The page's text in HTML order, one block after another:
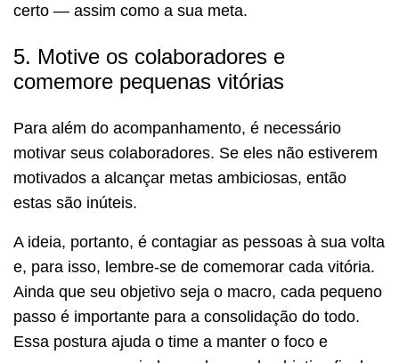
certo — assim como a sua meta.
5. Motive os colaboradores e
comemore pequenas vitórias
Para além do acompanhamento, é necessário
motivar seus colaboradores. Se eles não estiverem
motivados a alcançar metas ambiciosas, então
estas são inúteis.
A ideia, portanto, é contagiar as pessoas à sua volta
e, para isso, lembre-se de comemorar cada vitória.
Ainda que seu objetivo seja o macro, cada pequeno
passo é importante para a consolidação do todo.
Essa postura ajuda o time a manter o foco e